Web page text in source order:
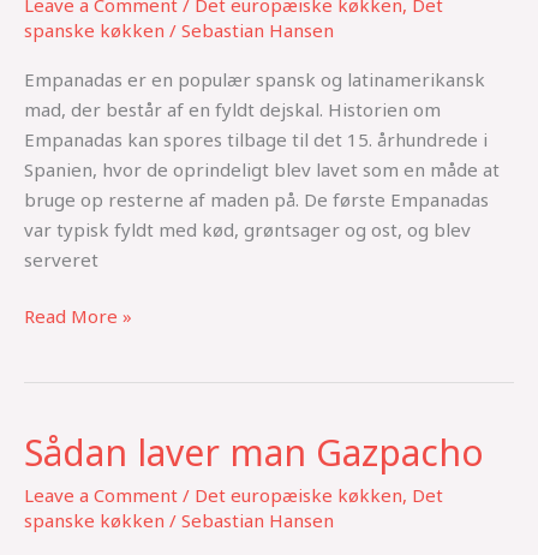
spanske køkken / Sebastian Hansen
Empanadas er en populær spansk og latinamerikansk
mad, der består af en fyldt dejskal. Historien om
Empanadas kan spores tilbage til det 15. århundrede i
Spanien, hvor de oprindeligt blev lavet som en måde at
bruge op resterne af maden på. De første Empanadas
var typisk fyldt med kød, grøntsager og ost, og blev
serveret
Read More »
Sådan laver man Gazpacho
Leave a Comment / Det europæiske køkken, Det
spanske køkken / Sebastian Hansen
Sådan
laver
man
Gazpacho